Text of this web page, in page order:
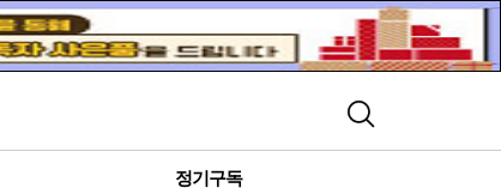
검색
정기구독